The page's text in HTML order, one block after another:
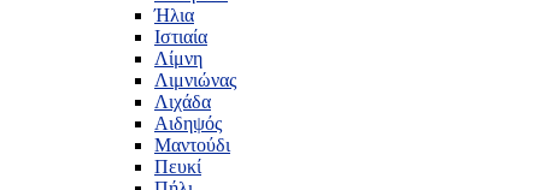
Ήλια
Ιστιαία
Λίμνη
Λιμνιώνας
Λιχάδα
Αιδηψός
Μαντούδι
Πευκί